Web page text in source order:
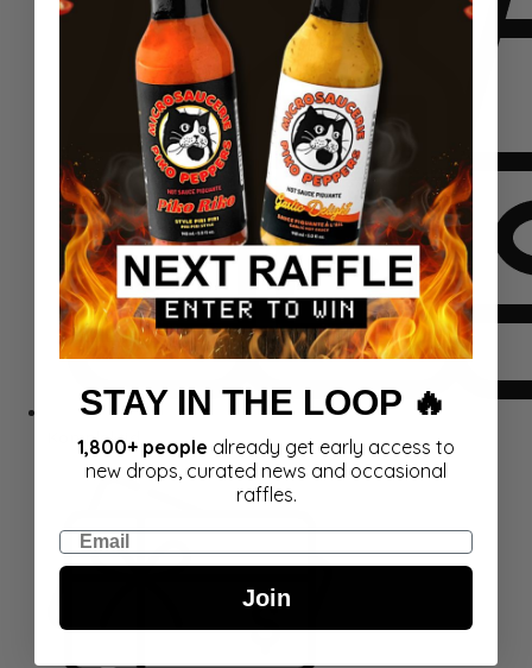
Komplektid
STAY IN THE LOOP 🔥
1,800+ people already get early access to
new drops, curated news and occasional
raffles.
Email
Join